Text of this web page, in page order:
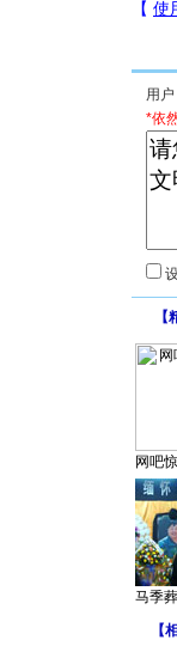
用户
*依
【
网吧
马季
【